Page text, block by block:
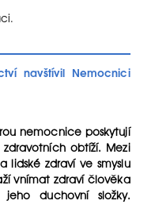
navštívil Nemocnici
nemocnice poskytují
obtíží. Mezi
lidské zdraví ve smyslu
vnímat zdraví člověka
duchovní složky.